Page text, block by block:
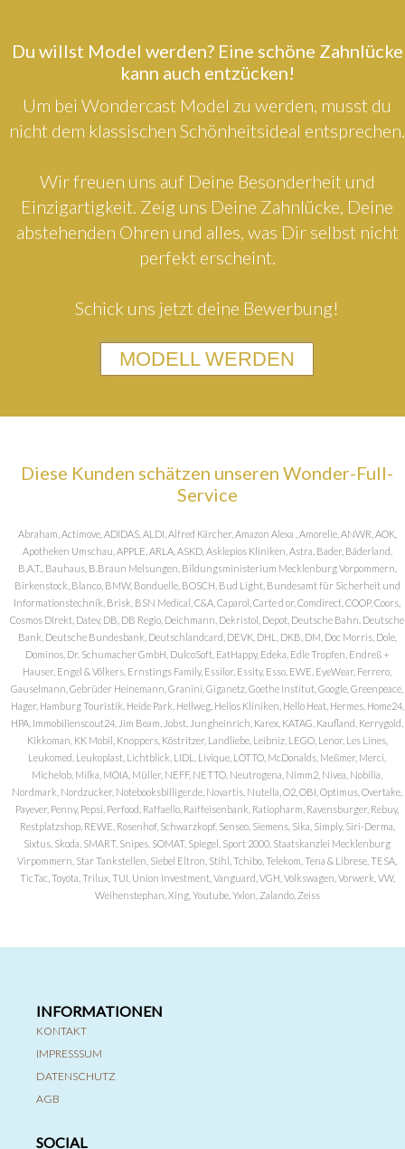
Du willst Model werden? Eine schöne Zahnlücke
kann auch entzücken!
Um bei Wondercast Model zu werden, musst du
nicht dem klassischen Schönheitsideal entsprechen.
Wir freuen uns auf Deine Besonderheit und
Einzigartigkeit. Zeig uns Deine Zahnlücke, Deine
abstehenden Ohren und alles, was Dir selbst nicht
perfekt erscheint.
Schick uns jetzt deine Bewerbung!
MODELL WERDEN
Diese Kunden schätzen unseren Wonder-Full-
Service
Abraham, Actimove, ADIDAS, ALDI, Alfred Kärcher, Amazon Alexa , Amorelie, ANWR, AOK,
Apotheken Umschau, APPLE, ARLA, ASKD, Asklepios Kliniken, Astra, Bader, Bäderland,
B.A.T., Bauhaus, B.Braun Melsungen, Bildungsministerium Mecklenburg Vorpommern,
Birkenstock, Blanco, BMW, Bonduelle, BOSCH, Bud Light, Bundesamt für Sicherheit und
Informationstechnik, Brisk, BSN Medical, C&A, Caparol, Carte d or, Comdirect, COOP, Coors,
Cosmos DIrekt, Datev, DB, DB Regio, Deichmann, Dekristol, Depot, Deutsche Bahn, Deutsche
Bank, Deutsche Bundesbank, Deutschlandcard, DEVK, DHL, DKB, DM, Doc Morris, Dole,
Dominos, Dr. Schumacher GmbH, DulcoSoft, EatHappy, Edeka, Edle Tropfen, Endreß +
Hauser, Engel & Völkers, Ernstings Family, Essilor, Essity, Esso, EWE, EyeWear, Ferrero,
Gauselmann, Gebrüder Heinemann, Granini, Giganetz, Goethe Institut, Google, Greenpeace,
Hager, Hamburg Touristik, Heide Park, Hellweg, Helios Kliniken, Hello Heat, Hermes, Home24,
HPA, Immobilienscout24, Jim Beam, Jobst, Jungheinrich, Karex, KATAG, Kaufland, Kerrygold,
Kikkoman, KK Mobil, Knoppers, Köstritzer, Landliebe, Leibniz, LEGO, Lenor, Les Lines,
Leukomed, Leukoplast, Lichtblick, LIDL, Livique, LOTTO, McDonalds, Meßmer, Merci,
Michelob, Milka, MOIA, Müller, NEFF, NETTO, Neutrogena, Nimm2, Nivea, Nobilia,
Nordmark, Nordzucker, Notebooksbilliger.de, Novartis, Nutella, O2, OBI, Optimus, Overtake,
Payever, Penny, Pepsi, Perfood, Raffaello, Raiffeisenbank, Ratiopharm, Ravensburger, Rebuy,
Restplatzshop, REWE, Rosenhof, Schwarzkopf, Senseo, Siemens, Sika, Simply, Siri-Derma,
Sixtus, Skoda, SMART, Snipes, SOMAT, Spiegel, Sport 2000, Staatskanzlei Mecklenburg
Virpommern, Star Tankstellen, Siebel Eltron, Stihl, Tchibo, Telekom, Tena & Librese, TESA,
TicTac, Toyota, Trilux, TUI, Union Investment, Vanguard, VGH, Volkswagen, Vorwerk, VW,
Weihenstephan, Xing, Youtube, Yxlon, Zalando, Zeiss
INFORMATIONEN
KONTAKT
IMPRESSSUM
DATENSCHUTZ
AGB
SOCIAL